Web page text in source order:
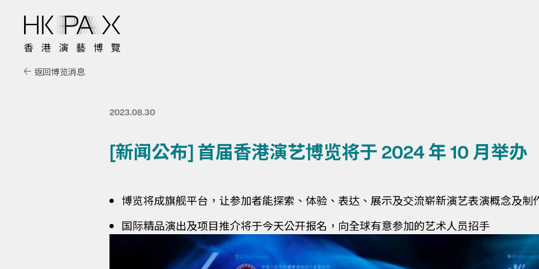
返回博览消息
2023.08.30
[新闻公布] 首届香港演艺博览将于 2024 年 10 月举办
博览将成旗舰平台，让参加者能探索、体验、表达、展示及交流崭新演艺表演概念及制
国际精品演出及项目推介将于今天公开报名，向全球有意参加的艺术人员招手